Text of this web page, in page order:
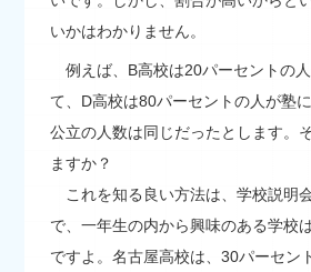
いかはわかりません。
例えば、B高校は20パーセントの
て、D高校は80パーセントの人が塾
公立の人数は同じだったとします。
ますか？
これを知る良い方法は、学校説明
で、一年生の内から興味のある学校
ですよ。名古屋高校は、30パーセン